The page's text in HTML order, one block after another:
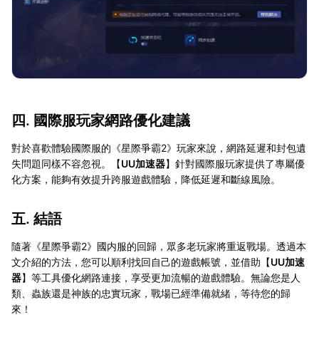
四. 國際服玩家網路優化建議
對於喜歡體驗國際服的《星際爭霸2》玩家來說，網路延遲和封包遺
失問題同樣不容忽視。【UU加速器】針對國際服玩家提供了專屬優
化方案，能夠有效提升跨服遊戲體驗，降低延遲和斷線風險。
五. 結語
隨著《星際爭霸2》國内服的回歸，眾多老玩家將重返戰場。透過本
文介紹的方法，您可以順利找回自己的遊戲帳號，並借助【UU加速
器】等工具優化網路連接，享受更加流暢的遊戲體驗。無論您是人
類、蟲族還是神族的忠實玩家，戰場已經準備就緒，等待您的歸
來！